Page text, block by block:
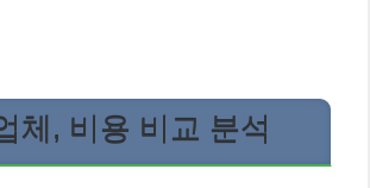
체, 비용 비교 분석